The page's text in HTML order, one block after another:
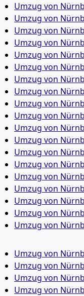
Umzug von
Umzug von
Umzug von
Umzug von
Umzug von
Umzug von
Umzug von
Umzug von
Umzug von
Umzug von
Umzug von
Umzug von
Umzug von
Umzug von
Umzug von
Umzug von
Umzug von
Umzug von
Umzug von
Umzug von
Umzug von
Umzug von
Umzug von